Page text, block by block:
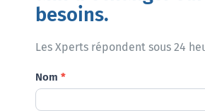
besoins.
Les Xperts répondent sous 24
Demande
Nom *